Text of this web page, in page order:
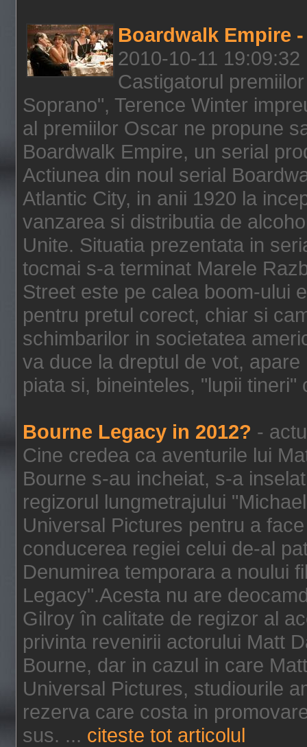
Boardwalk Empire
2010-10-11 19:09:32
Castigatorul
Soprano", Terence Winter
al premiilor Oscar ne propune
Boardwalk Empire, un serial
Actiunea din noul serial
Atlantic City, in anii 1920 la
vanzarea si distributia de
Unite. Situatia prezentata in
tocmai s-a terminat Marele
Street este pe calea boom-ului
pentru pretul corect, chiar si
schimbarilor in societatea
va duce la dreptul de vot,
piata si, bineinteles, "lupii
Bourne Legacy in 2012? -
Cine credea ca aventurile lui
Bourne s-au incheiat, s-a
regizorul lungmetrajului
Universal Pictures pentru a
conducerea regiei celui de-al
Denumirea temporara a noului
Legacy".Acesta nu are
Gilroy în calitate de regizor al
privinta revenirii actorului Matt
Bourne, dar in cazul in care
Universal Pictures, studiourile
rezerva care costa in
sus. ... citeste tot articolul